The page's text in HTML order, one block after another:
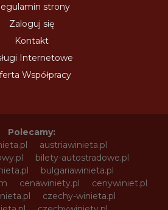
strony
Zaloguj się
Kontakt
Internetowe
Współpracy
Polecamy:
austriawinieta.pl
bilety-autostradowe.pl
bulgariawinieta.pl
cenawiniety.pl
cenywiniet.pl
czechy-winieta.pl